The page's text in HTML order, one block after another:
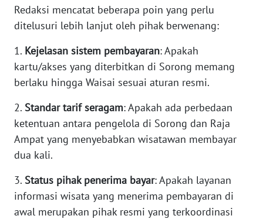
Redaksi mencatat beberapa poin yang perlu
ditelusuri lebih lanjut oleh pihak berwenang:
1. Kejelasan sistem pembayaran: Apakah
kartu/akses yang diterbitkan di Sorong memang
berlaku hingga Waisai sesuai aturan resmi.
2. Standar tarif seragam: Apakah ada perbedaan
ketentuan antara pengelola di Sorong dan Raja
Ampat yang menyebabkan wisatawan membayar
dua kali.
3. Status pihak penerima bayar: Apakah layanan
informasi wisata yang menerima pembayaran di
awal merupakan pihak resmi yang terkoordinasi
WN
SUMBAR
WN
SUMSEL
WN
BENGKULU
WN
LAMPUNG
WN
JATENG